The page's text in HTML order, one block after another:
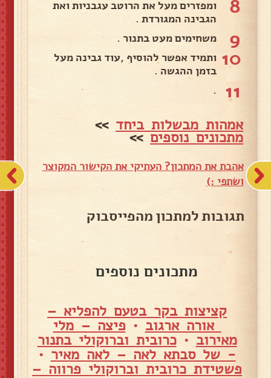
8
ומפזרים מעל את הרוטב עגבניות ואת
הגבינה המגורדת .
9 משחימים מעט בתנור .
10 ותמיד אפשר להוסיף ,עוד גבינה מעל
בזמן ההגשה .
11
.
אמהות מבשלות ביחד >>
מתכונים נוספים>>
אהבת את המתכון? העתיקי את הקישור המקוצר
ושתפי :)
תגובות למתכון מהפייסבוק
מתכונים נוספים
קציצות בקר בטעם להפליא –
אורה ארגוב • פיצה – מלי
מאירוב •כרובית וברוקולי בתנור
- של סבתא לאה – לאה מאיר •
פשטידת כרובית וברוקולי פרווה –